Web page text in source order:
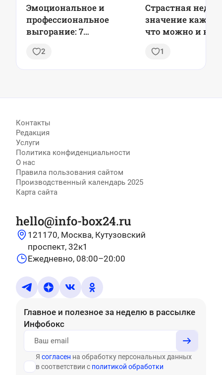
Эмоциональное и
профессиональное
выгорание: 7
профилактики, чтобы
оставаться в ресурсе
2
Страстная
значение
что можно и
1
Контакты
Редакция
Услуги
Политика конфиденциальности
О нас
Правила пользования сайтом
Производственный календарь 2025
Карта сайта
hello@info-box24.ru
121170, Москва, Кутузовский
проспект, 32к1
Ежедневно, 08:00–20:00
Главное и полезное за неделю в рассылке
Инфобокс
Я согласен на обработку персональных данных
в соответствии с политикой обработки